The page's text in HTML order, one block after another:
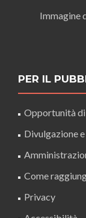
Immagine
PER IL
Opportunità
Divulgazione
Come
Privacy